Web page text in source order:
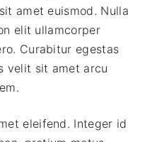
amet euismod. Nulla
elit ullamcorper
Curabitur egestas
velit sit amet arcu
eleifend. Integer id